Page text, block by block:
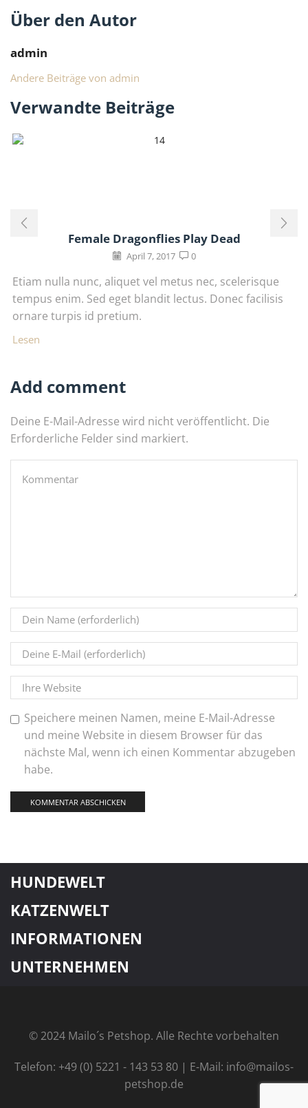
Über den Autor
admin
Andere Beiträge von admin
Verwandte Beiträge
Female Dragonflies Play Dead
April 7, 2017 0
Etiam nulla nunc, aliquet vel metus nec, scelerisque
tempus enim. Sed eget blandit lectus. Donec facilisis
ornare turpis id pretium.
Lesen
Add comment
Deine E-Mail-Adresse wird nicht veröffentlicht. Die
Erforderliche Felder sind markiert.
Speichere meinen Namen, meine E-Mail-Adresse
und meine Website in diesem Browser für das
nächste Mal, wenn ich einen Kommentar abzugeben
habe.
HUNDEWELT
KATZENWELT
INFORMATIONEN
UNTERNEHMEN
© 2024 Mailo´s Petshop. Alle Rechte vorbehalten
Telefon: +49 (0) 5221 - 143 53 80 | E-Mail: info@mailos-
petshop.de